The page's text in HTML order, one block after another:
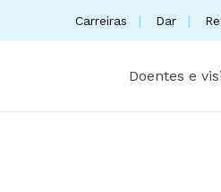
Carreiras Dar
Doentes e